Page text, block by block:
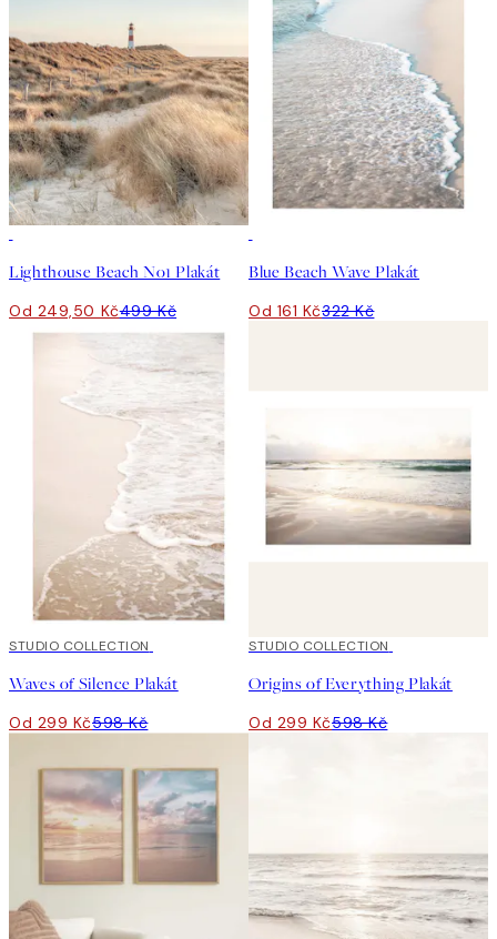
Lighthouse Beach No1 Plakát
Od 249,50 Kč499 Kč
Blue Beach Wave Plakát
Od 161 Kč322 Kč
50%*
STUDIO COLLECTION
Waves of Silence Plakát
Od 299 Kč598 Kč
50%*
STUDIO COLLECTION
Origins of Everything Plakát
Od 299 Kč598 Kč